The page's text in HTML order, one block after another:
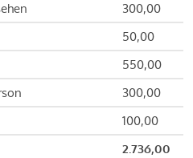
300,00
50,00
550,00
300,00
100,00
2.736,00